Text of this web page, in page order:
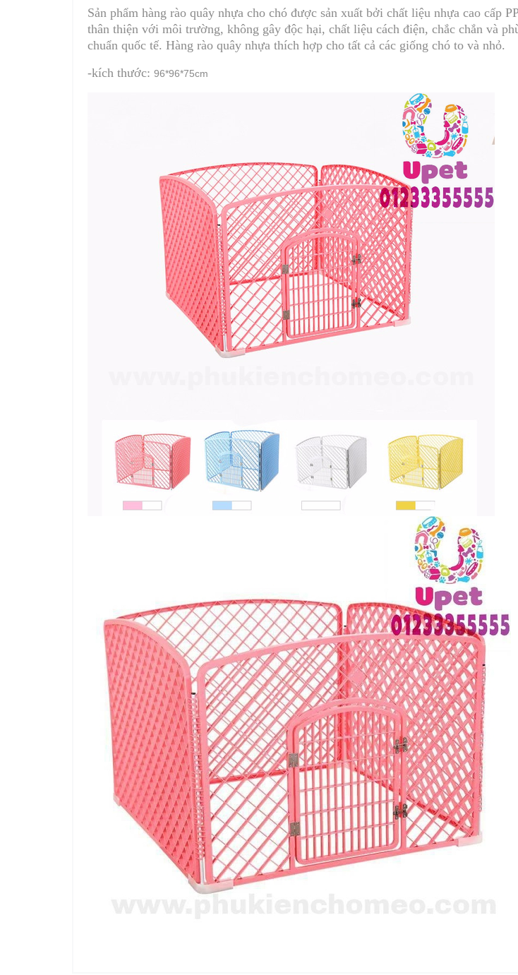
Sản phẩm hàng rào quây nhựa cho chó được sản xuất bởi chất liệu nhựa cao cấp
thân thiện với môi trường, không gây độc hại, chất liệu cách điện, chắc chắn và
chuẩn quốc tế. Hàng rào quây nhựa thích hợp cho tất cả các giống chó to và nhỏ.
-kích thước: 96*96*75cm